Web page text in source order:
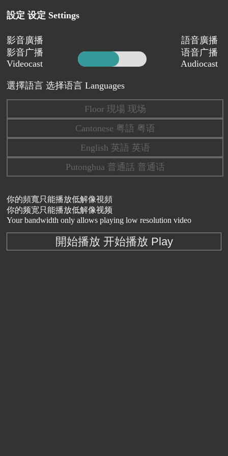
設定 设定 Settings
影音廣播
影音广播
Videocast
語音廣播
语音广播
Audiocast
選擇語言 选择语言 Languages
Floor 現場 现场
Cantonese 粤語 粤语
English 英語 英语
Putonghua 普通話 普通话
你的頻寬只能播放低解像視頻
你的频宽只能播放低解像视频
Your bandwidth only allows playing low resolution video
開始播放 开始播放 Play